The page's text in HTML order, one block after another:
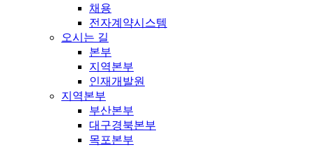
채용
전자계약시스템
오시는 길
본부
지역본부
인재개발원
지역본부
부산본부
대구경북본부
목포본부